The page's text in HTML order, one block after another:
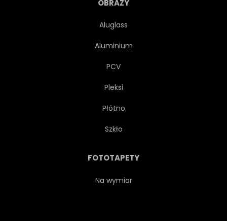
OBRAZY
Aluglass
Aluminium
PCV
Pleksi
Płótno
Szkło
FOTOTAPETY
Na wymiar